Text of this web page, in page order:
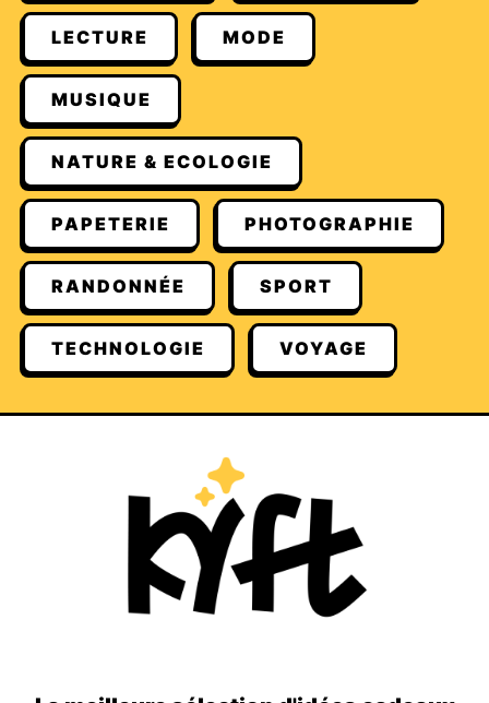
LECTURE MODE
MUSIQUE
NATURE & ECOLOGIE
PAPETERIE PHOTOGRAPHIE
RANDONNÉE SPORT
TECHNOLOGIE VOYAGE